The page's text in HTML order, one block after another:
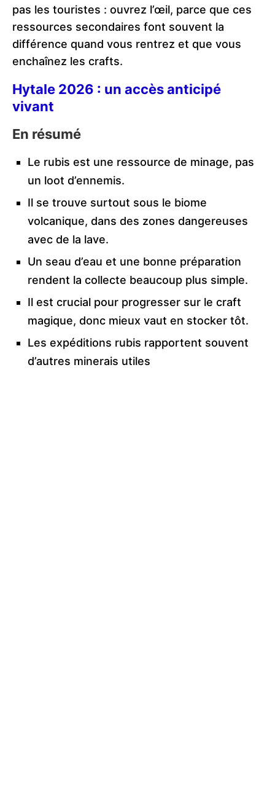
pas les touristes : ouvrez l’œil, parce que ces
ressources secondaires font souvent la
différence quand vous rentrez et que vous
enchaînez les crafts.
Hytale 2026 : un accès anticipé
vivant
En résumé
Le rubis est une ressource de minage, pas
un loot d’ennemis.
Il se trouve surtout sous le biome
volcanique, dans des zones dangereuses
avec de la lave.
Un seau d’eau et une bonne préparation
rendent la collecte beaucoup plus simple.
Il est crucial pour progresser sur le craft
magique, donc mieux vaut en stocker tôt.
Les expéditions rubis rapportent souvent
d’autres minerais utiles